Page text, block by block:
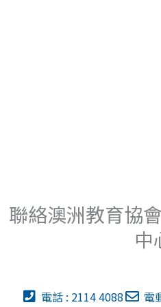
聯絡澳洲教育協
中
電話 : 2114 4088 電